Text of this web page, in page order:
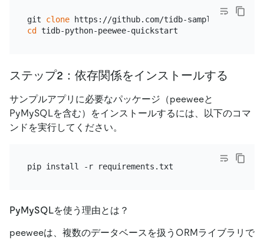
git clone
cd
ステップ2：依存関係をインストールする
サンプルアプリに必要なパッケージ（peeweeと
PyMySQLを含む）をインストールするには、以下のコマ
ンドを実行してください。
PyMySQLを使う理由とは？
peeweeは、複数のデータベースを扱うORMライブラリで